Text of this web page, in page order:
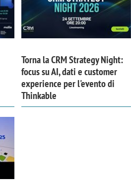
Torna la CRM Strategy Night:
focus su AI, dati e customer
experience per l'evento di
Thinkable